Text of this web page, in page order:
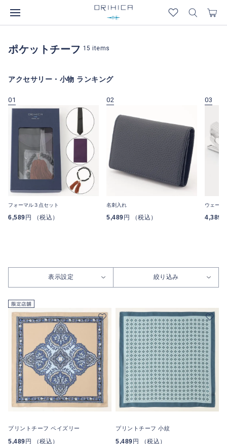
ポケットチーフ 15 items
アクセサリー・小物 ランキング
01
フォーマル３点セット
6,589 円 （税込）
02
名刺入れ
5,489 円 （税込）
03
ウェーブ
4,389
表示設定 絞り込み
プリントチーフ ペイズリー
5,489 円 （税込）
プリントチーフ 小紋
5,489 円 （税込）